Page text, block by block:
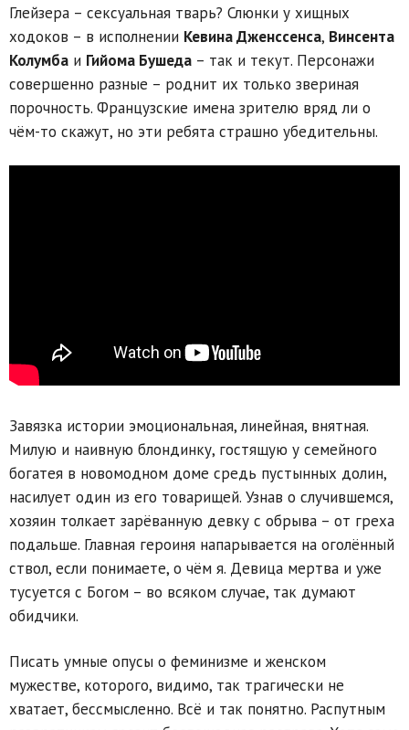
Глейзера – сексуальная тварь? Слюнки у хищных
ходоков – в исполнении Кевина Дженссенса, Винсента
Колумба и Гийома Бушеда – так и текут. Персонажи
совершенно разные – роднит их только звериная
порочность. Французские имена зрителю вряд ли о
чём-то скажут, но эти ребята страшно убедительны.
Завязка истории эмоциональная, линейная, внятная.
Милую и наивную блондинку, гостящую у семейного
богатея в новомодном доме средь пустынных долин,
насилует один из его товарищей. Узнав о случившемся,
хозяин толкает зарёванную девку с обрыва – от греха
подальше. Главная героиня напарывается на оголённый
ствол, если понимаете, о чём я. Девица мертва и уже
тусуется с Богом – во всяком случае, так думают
обидчики.
Писать умные опусы о феминизме и женском
мужестве, которого, видимо, так трагически не
хватает, бессмысленно. Всё и так понятно. Распутным